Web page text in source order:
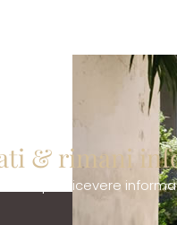
& rimani
email per ricevere